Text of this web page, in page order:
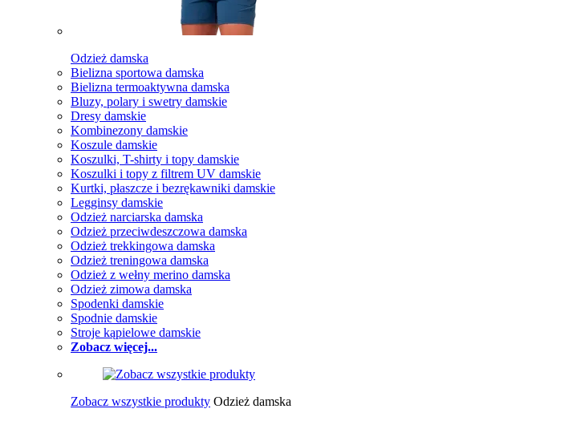
Odzież damska
Bielizna sportowa damska
Bielizna termoaktywna damska
Bluzy, polary i swetry damskie
Dresy damskie
Kombinezony damskie
Koszule damskie
Koszulki, T-shirty i topy damskie
Koszulki i topy z filtrem UV damskie
Kurtki, płaszcze i bezrękawniki damskie
Legginsy damskie
Odzież narciarska damska
Odzież przeciwdeszczowa damska
Odzież trekkingowa damska
Odzież treningowa damska
Odzież z wełny merino damska
Odzież zimowa damska
Spodenki damskie
Spodnie damskie
Stroje kąpielowe damskie
Zobacz więcej...
Zobacz wszystkie produkty Odzież damska